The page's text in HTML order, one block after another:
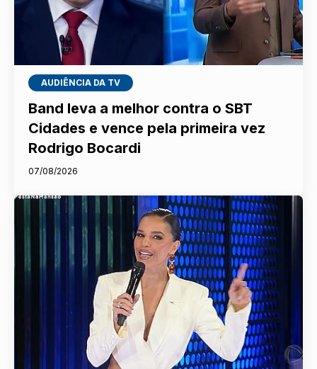
AUDIÊNCIA DA TV
Band leva a melhor contra o SBT
Cidades e vence pela primeira vez
Rodrigo Bocardi
07/08/2026